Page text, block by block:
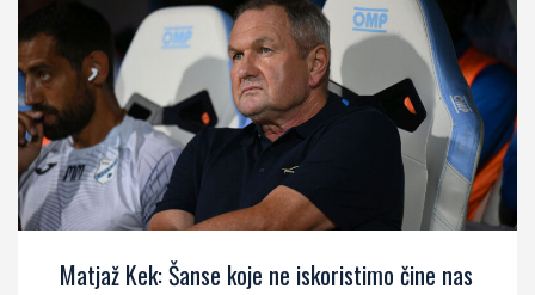
Matjaž Kek: Šanse koje ne iskoristimo čine nas